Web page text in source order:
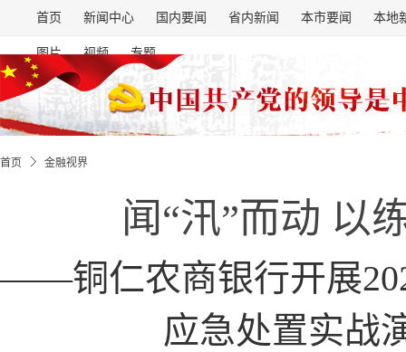
首页 新闻中心 国内要闻 省内新闻 本市要闻 本地
图片 视频 专题
首页 金融视界
闻“汛”而动 以
——铜仁农商银行开展
应急处置实战